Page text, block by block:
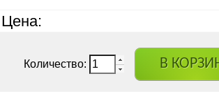
Цена:
Количество: В